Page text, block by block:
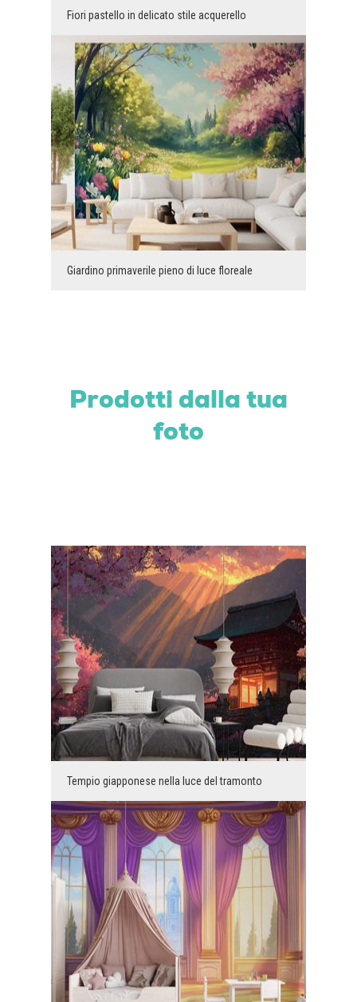
Fiori pastello in delicato stile acquerello
Giardino primaverile pieno di luce floreale
Prodotti dalla tua
foto
Tempio giapponese nella luce del tramonto